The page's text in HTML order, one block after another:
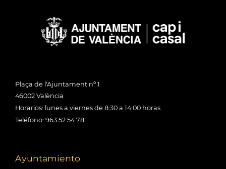
Plaça de l'Ajuntament nº 1
46002 València
Horarios: lunes a viernes de 8:30 a 14:00 horas
Teléfono: 963 52 54 78
Ayuntamiento